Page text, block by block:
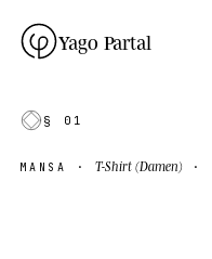
Yago Partal
§ 01
MANSA ·T-Shirt (Damen) ·